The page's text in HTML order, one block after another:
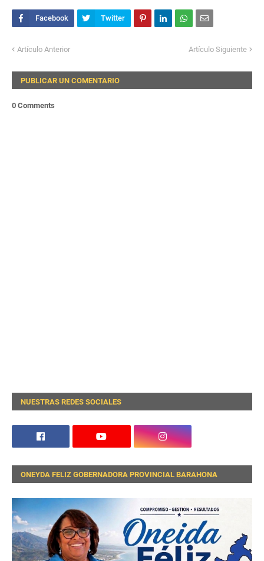
Artículo Anterior Artículo Siguiente
PUBLICAR UN COMENTARIO
0 Comments
NUESTRAS REDES SOCIALES
ONEYDA FELIZ GOBERNADORA PROVINCIAL BARAHONA